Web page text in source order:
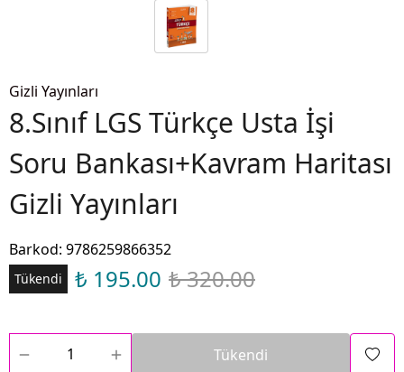
Gizli Yayınları
8.Sınıf LGS Türkçe Usta İşi
Soru Bankası+Kavram Haritası
Gizli Yayınları
Barkod: 9786259866352
Tükendi ₺ 195.00 ₺ 320.00
Tükendi